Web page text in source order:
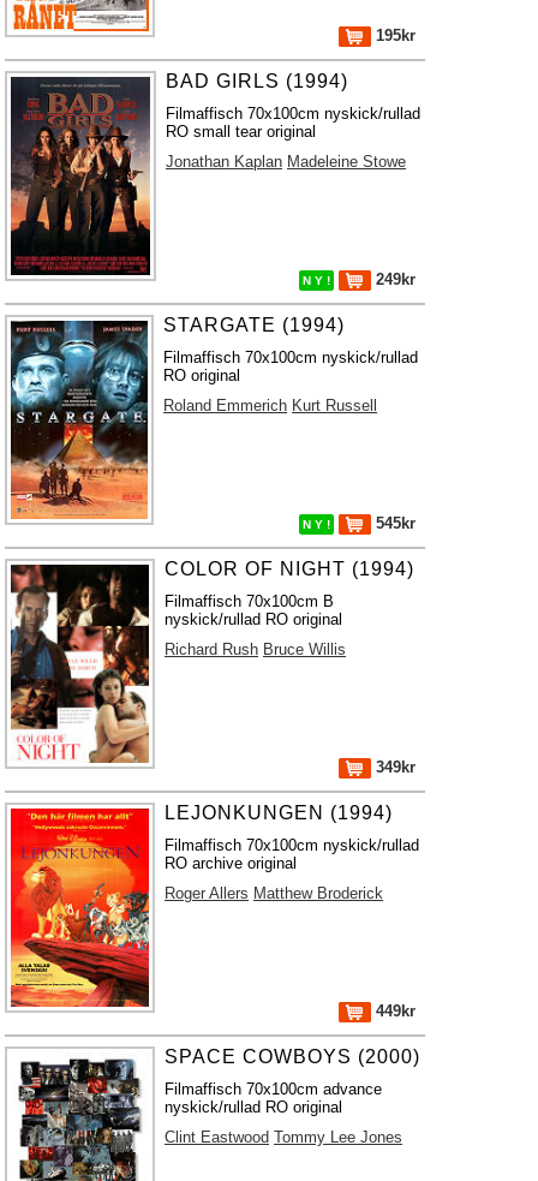
195kr
BAD GIRLS (1994)
Filmaffisch 70x100cm nyskick/rullad
RO small tear original
Jonathan Kaplan Madeleine Stowe
N Y ! 249kr
STARGATE (1994)
Filmaffisch 70x100cm nyskick/rullad
RO original
Roland Emmerich Kurt Russell
N Y ! 545kr
COLOR OF NIGHT (1994)
Filmaffisch 70x100cm B
nyskick/rullad RO original
Richard Rush Bruce Willis
349kr
LEJONKUNGEN (1994)
Filmaffisch 70x100cm nyskick/rullad
RO archive original
Roger Allers Matthew Broderick
449kr
SPACE COWBOYS (2000)
Filmaffisch 70x100cm advance
nyskick/rullad RO original
Clint Eastwood Tommy Lee Jones